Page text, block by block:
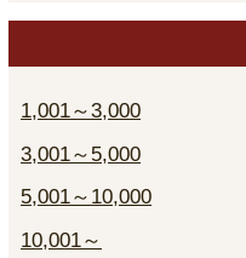
1,001～3,000
3,001～5,000
5,001～10,000
10,001～